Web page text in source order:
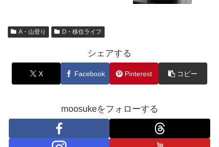
A・山登り D・移住ライフ
シェアする
X Facebook Pinterest コピー
moosukeをフォローする